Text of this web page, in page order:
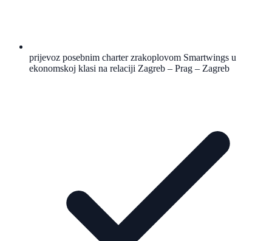
prijevoz posebnim charter zrakoplovom Smartwings u
ekonomskoj klasi na relaciji Zagreb – Prag – Zagreb